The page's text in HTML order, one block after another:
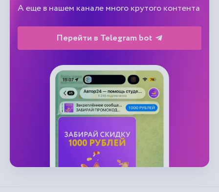
А еще в нашем канале много крутого контента
Перейти в Telegram bot